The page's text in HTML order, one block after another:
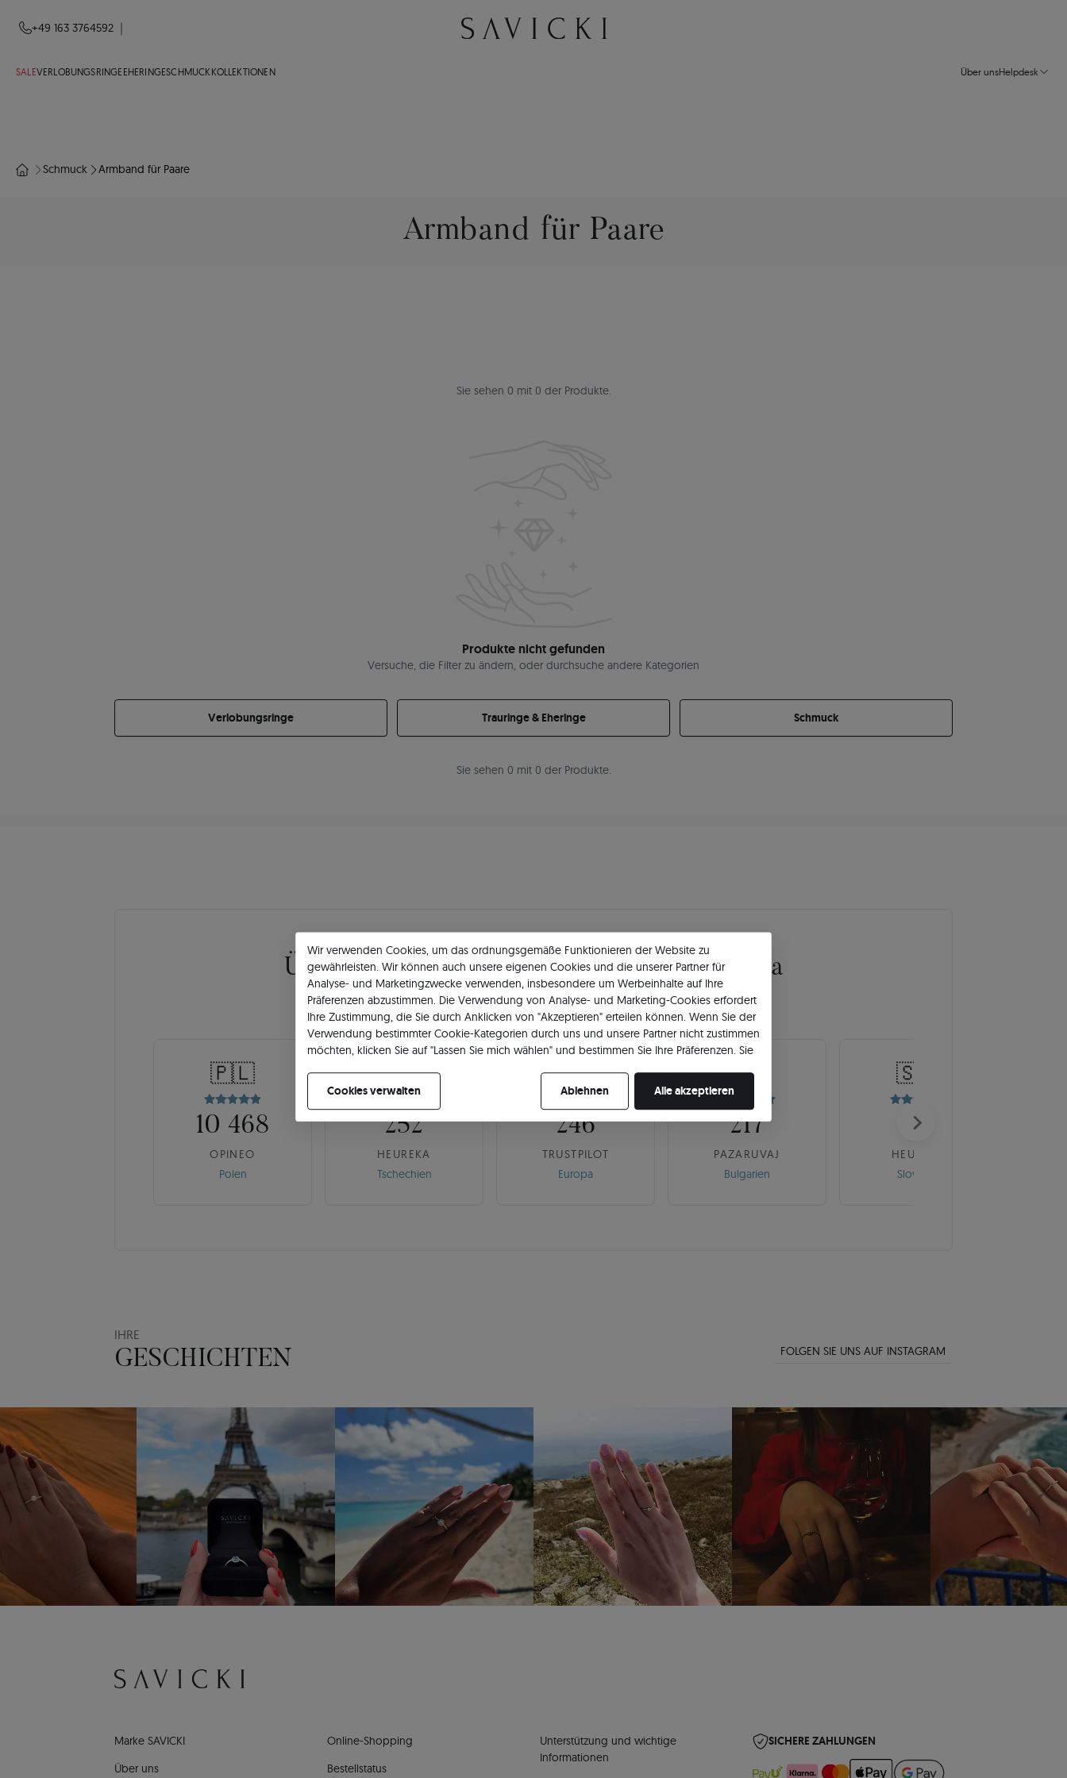
+49 163 3764592
SALEVERLOBUNGSRINGE EHERINGESCHMUCKKOLLEKTIONEN Über unsHelpdesk
Schmuck Armband für Paare
Armband für Paare
Sie sehen 0 mit 0 der Produkte.
Produkte nicht gefunden
Versuche, die Filter zu ändern, oder durchsuche andere Kategorien
Verlobungsringe Trauringe & Eheringe Schmuck
Sie sehen 0 mit 0 der Produkte.
Über11 4845★-Bewertungen in ganz Europa
GEPRÜFTE BEWERTUNGEN UNSERER KUNDEN
🇵🇱
10 468
OPINEO
Polen
🇨🇿
252
HEUREKA
Tschechien
🌍
246
TRUSTPILOT
Europa
🇧🇬
217
PAZARUVAJ
Bulgarien
🇸🇰
175
HEUREKA
Slowakei
IHRE
GESCHICHTEN FOLGEN SIE UNS AUF INSTAGRAM
Marke SAVICKI
Über uns
Online-Shopping
Bestellstatus
Unterstützung und wichtige
Informationen
SICHERE ZAHLUNGEN
Wir verwenden Cookies, um das ordnungsgemäße Funktionieren der Website zu
gewährleisten. Wir können auch unsere eigenen Cookies und die unserer Partner für
Analyse- und Marketingzwecke verwenden, insbesondere um Werbeinhalte auf Ihre
Präferenzen abzustimmen. Die Verwendung von Analyse- und Marketing-Cookies erfordert
Ihre Zustimmung, die Sie durch Anklicken von "Akzeptieren" erteilen können. Wenn Sie der
Verwendung bestimmter Cookie-Kategorien durch uns und unsere Partner nicht zustimmen
möchten, klicken Sie auf "Lassen Sie mich wählen" und bestimmen Sie Ihre Präferenzen. Sie
Cookies verwalten
Ablehnen Alle akzeptieren